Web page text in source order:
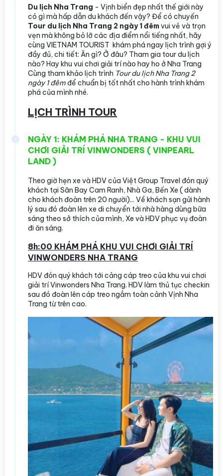
Du lịch Nha Trang - Vịnh biển đẹp nhất thế giới này
có gì mà hấp dẫn du khách đến vậy? Để có chuyến
Tour du lịch Nha Trang 2 ngày 1 đêmvui vẻ và trọn
vẹn mà không bỏ lỡ các địa điểm nổi tiếng nhất, hãy
cùng VIETNAM TOURIST khám phá ngay lịch trình gợi ý
đầy đủ, chi tiết: Ăn gì? Ở đâu? Tham gia tour du lịch
nào? Hay khu vui chơi giải trí nào hay ho ở Nha Trang
Cùng tham khảo lịch trình Tour du lịch Nha Trang 2
ngày 1 đêmđể chuẩn bị tốt nhất cho hành trình khám
phá của mình nhé.
LỊCH TRÌNH TOUR
NGÀY 1: KHÁM PHÁ NHA TRANG - KHU VUI
CHƠI GIẢI TRÍ VINWONDERS ( VINPEARL
LAND )
Theo giờ hẹn xe và HDV của Việt Group Travel đón quý
khách tại Sân Bay Cam Ranh, Nhà Ga, Bến Xe ( dành
cho khách đoàn trên 20 người)... Về khách sạn gửi hành
lý sau đó đoàn lên xe di chuyển tới nhà hàng dùng bữa
sáng theo sở thích của mình, Xe và HDV phục vụ đoàn
đi ăn sáng.
8h:00 KHÁM PHÁ KHU VUI CHƠI GIẢI TRÍ
VINWONDERS NHA TRANG
HDV đón quý khách tới cảng cáp treo của khu vui chơi
giải trí Vinwonders Nha Trang. HDV làm thủ tục checkin
sau đó đoàn lên cáp treo ngắm toàn cảnh Vịnh Nha
Trang từ trên cao.